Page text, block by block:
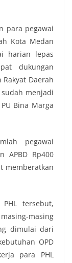
para pegawai
Kota Medan
harian lepas
dukungan
Daerah
sudah menjadi
Bina Marga
pegawai
APBD Rp400
memberatkan
tersebut,
masing
dimulai dari
OPD
para PHL